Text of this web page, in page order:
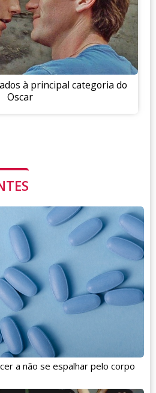
à principal categoria do
Oscar
a não se espalhar pelo corpo